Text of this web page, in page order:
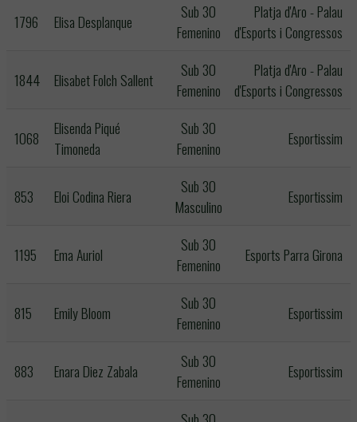
1796 Elisa Desplanque
Sub 30
Femenino
Platja d'Aro - Palau
d'Esports i Congressos
1844 Elisabet Folch Sallent
Sub 30
Femenino
Platja d'Aro - Palau
d'Esports i Congressos
1068
Elisenda Piqué
Timoneda
Sub 30
Femenino
Esportissim
853 Eloi Codina Riera
Sub 30
Masculino
Esportissim
1195 Ema Auriol
Sub 30
Femenino
Esports Parra Girona
815 Emily Bloom
Sub 30
Femenino
Esportissim
883 Enara Diez Zabala
Sub 30
Femenino
Esportissim